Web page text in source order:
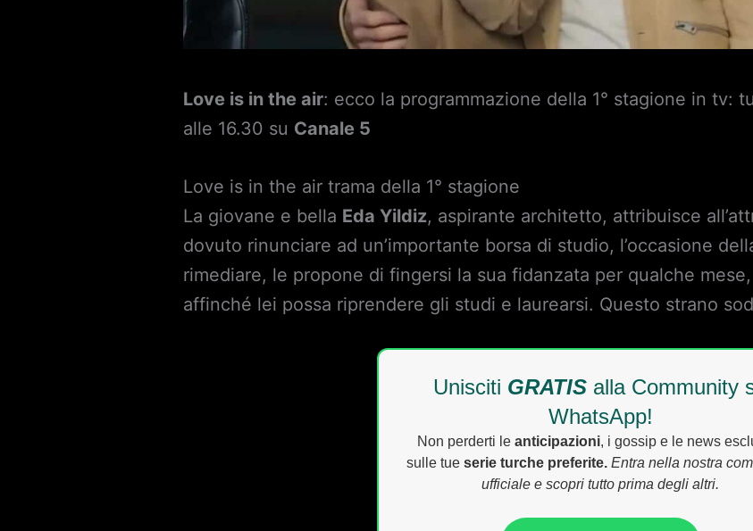
Love is in the air: ecco la programmazione della 1° stagione in tv:
alle 16.30 su Canale 5
Love is in the air trama della 1° stagione
La giovane e bella Eda Yildiz, aspirante architetto, attribuisce
dovuto rinunciare ad un’importante borsa di studio, l’occasione
rimediare, le propone di fingersi la sua fidanzata per qualche
affinché lei possa riprendere gli studi e laurearsi. Questo strano
Unisciti GRATIS alla Community
WhatsApp!
Non perderti le anticipazioni, i gossip e le news
sulle tue serie turche preferite. Entra nella nostra
ufficiale e scopri tutto prima degli altri.